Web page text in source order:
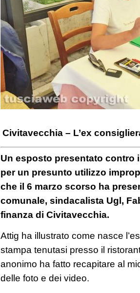
Civitavecchia – L’ex
Un esposto presentato contro
per un presunto utilizzo
che il 6 marzo scorso ha
comunale, sindacalista Ugl,
finanza di Civitavecchia.
Attig ha illustrato come nasce
stampa tenutasi presso il
anonimo ha fatto recapitare al
delle foto e dei video.